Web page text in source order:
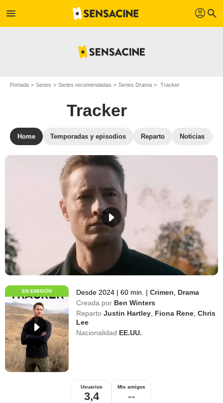
menu profil search
Portada Series Series recomendadas Series Drama Tracker
Tracker
Home Temporadas y episodios Reparto Noticias
EN EMISIÓN Desde 2024 | 60 min. | Crimen
Drama
Creada por Ben Winters
Reparto Justin Hartley Fiona Rene ,Chris
Lee
Nacionalidad EE.UU.
Usuarios
3,4
Mis amigos
--